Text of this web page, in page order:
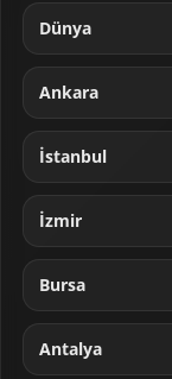
Dünya
Ankara
İstanbul
İzmir
Bursa
Antalya